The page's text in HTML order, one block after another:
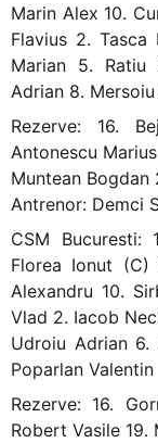
Marin Alex 10.
Flavius 2. Tasca
Marian 5. Ratiu
Adrian 8.
Rezerve: 16.
Antonescu
Muntean
Antrenor: Demci
CSM Bucuresti:
Florea Ionut (C)
Alexandru 10.
Vlad 2. Iacob
Udroiu Adrian 6.
Poparlan Valentin
Rezerve: 16.
Robert Vasile 19.